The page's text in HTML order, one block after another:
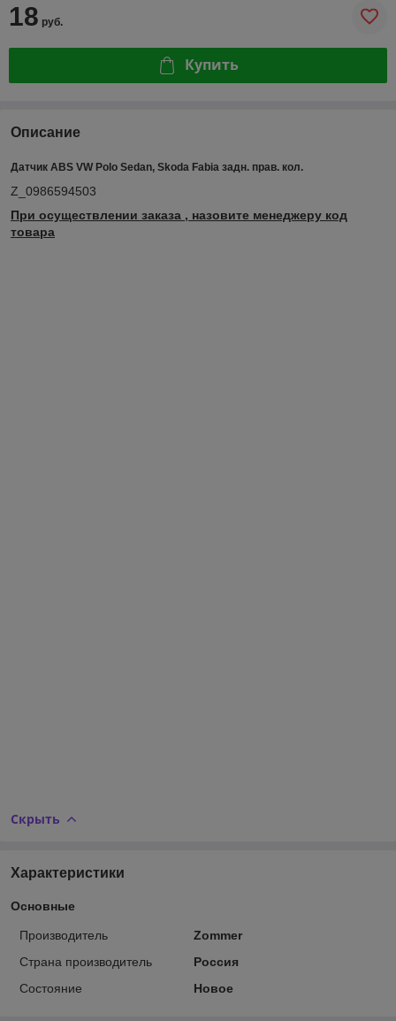
18 руб.
Купить
Описание
Датчик ABS VW Polo Sedan, Skoda Fabia задн. прав. кол.
Z_0986594503
При осуществлении заказа , назовите менеджеру код
товара
Скрыть
Характеристики
Основные
Производитель
Zommer
Страна производитель
Россия
Состояние
Новое